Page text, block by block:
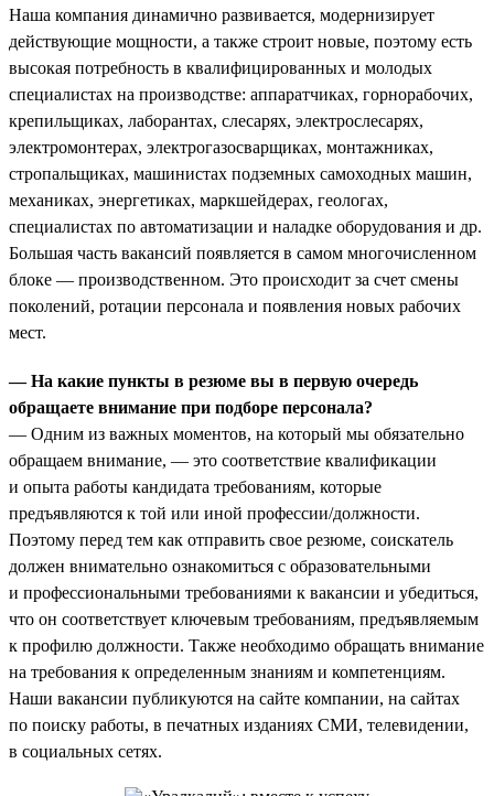
Наша компания динамично развивается, модернизирует
действующие мощности, а также строит новые, поэтому есть
высокая потребность в квалифицированных и молодых
специалистах на производстве: аппаратчиках, горнорабочих,
крепильщиках, лаборантах, слесарях, электрослесарях,
электромонтерах, электрогазосварщиках, монтажниках,
стропальщиках, машинистах подземных самоходных машин,
механиках, энергетиках, маркшейдерах, геологах,
специалистах по автоматизации и наладке оборудования и др.
Большая часть вакансий появляется в самом многочисленном
блоке — производственном. Это происходит за счет смены
поколений, ротации персонала и появления новых рабочих
мест.
— На какие пункты в резюме вы в первую очередь
обращаете внимание при подборе персонала?
— Одним из важных моментов, на который мы обязательно
обращаем внимание, — это соответствие квалификации
и опыта работы кандидата требованиям, которые
предъявляются к той или иной профессии/должности.
Поэтому перед тем как отправить свое резюме, соискатель
должен внимательно ознакомиться с образовательными
и профессиональными требованиями к вакансии и убедиться,
что он соответствует ключевым требованиям, предъявляемым
к профилю должности. Также необходимо обращать внимание
на требования к определенным знаниям и компетенциям.
Наши вакансии публикуются на сайте компании, на сайтах
по поиску работы, в печатных изданиях СМИ, телевидении,
в социальных сетях.